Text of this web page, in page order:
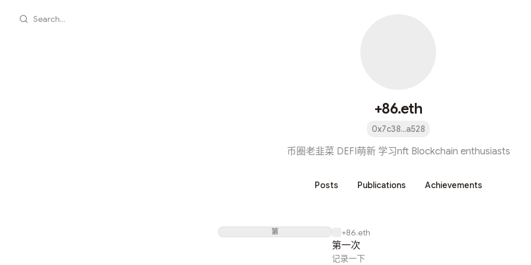
Search...
+86.eth
0x7c38...a528
币圈老韭菜 DEFI萌新 学习nft Blockchain enthusiasts
Posts Publications Achievements
第 +86.eth
第一次
记录一下